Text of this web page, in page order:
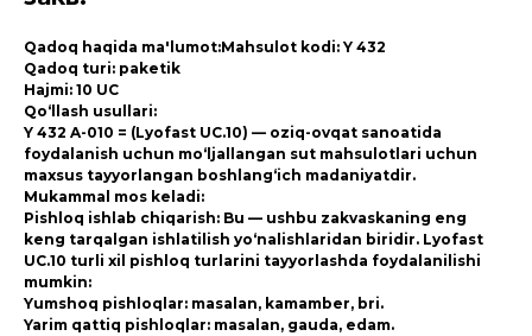
Qadoq haqida ma'lumot:Mahsulot kodi: Y 432
Qadoq turi: paketik
Hajmi: 10 UC
Qo‘llash usullari:
Y 432 A-010 = (Lyofast UC.10) — oziq-ovqat sanoatida
foydalanish uchun mo‘ljallangan sut mahsulotlari uchun
maxsus tayyorlangan boshlang‘ich madaniyatdir.
Mukammal mos keladi:
Pishloq ishlab chiqarish: Bu — ushbu zakvaskaning eng
keng tarqalgan ishlatilish yo‘nalishlaridan biridir. Lyofast
UC.10 turli xil pishloq turlarini tayyorlashda foydalanilishi
mumkin:
Yumshoq pishloqlar: masalan, kamamber, bri.
Yarim qattiq pishloqlar: masalan, gauda, edam.